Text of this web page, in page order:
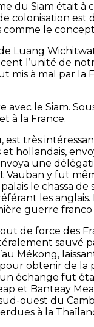
du Siam était
colonisation
comme le
Luang
l’unité de
mis à mal par la
avec le Siam.
à la France.
est très
hollandais,
une
y fut
le chassa
les
guerre franco
de force des
sauvé
Mékong,
obtenir de la
un échange fut
et Banteay
ouest du
à la